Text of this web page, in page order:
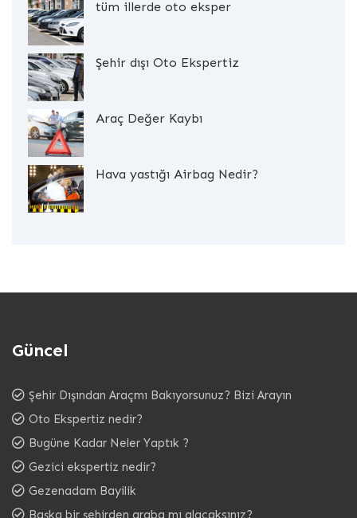
tüm illerde oto eksper
Şehir dışı Oto Ekspertiz
Araç Değer Kaybı
Hava yastığı Airbag Nedir?
Güncel
Şehir Dışından Araçmı Bakıyorsunuz? Bizi Arayın
Oto Ekspertiz nedir?
Bugüne Kadar Neler Yaptık ?
Gezici ekspertiz nedir?
Gezenadam Bayilik
Başka bir şehirden araba mı alacaksınız?